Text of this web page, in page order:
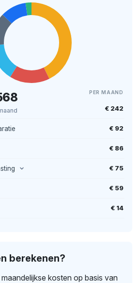
PER MAAND
€ 242
€ 92
€ 86
€ 75
€ 59
€ 14
berekenen?
kosten op basis van